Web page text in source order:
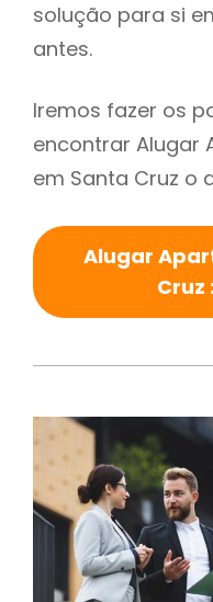
solução para si
antes.
Iremos fazer os
encontrar Alugar
em Santa Cruz o
Alugar
Cruz